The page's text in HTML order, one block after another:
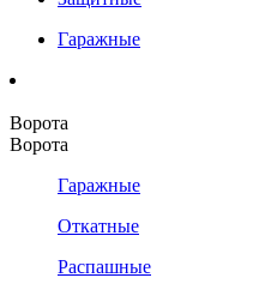
Гаражные
Ворота
Ворота
Гаражные
Откатные
Распашные